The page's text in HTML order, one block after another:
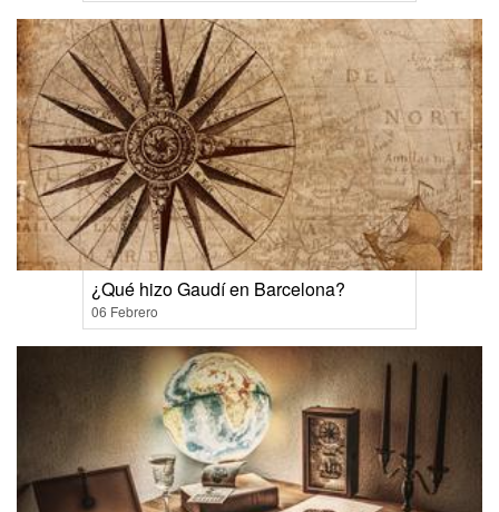
¿Qué hizo Gaudí en Barcelona?
06 Febrero